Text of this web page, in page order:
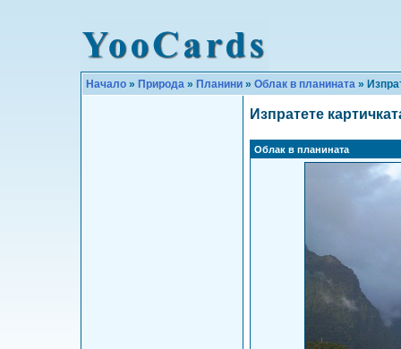
Начало » Природа » Планини » Облак в планината »
Изпратете
Облак в планината